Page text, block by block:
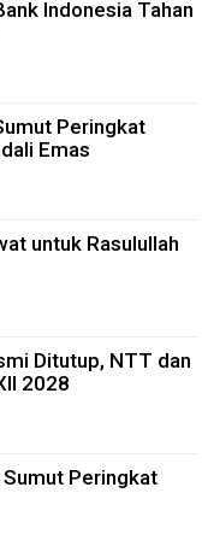
Indonesia Tahan
Peringkat
Emas
untuk Rasulullah
Ditutup, NTT dan
2028
Peringkat